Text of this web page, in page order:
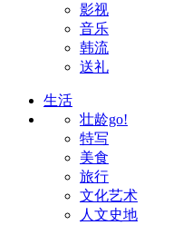
影视
音乐
韩流
送礼
生活
壮龄go!
特写
美食
旅行
文化艺术
人文史地